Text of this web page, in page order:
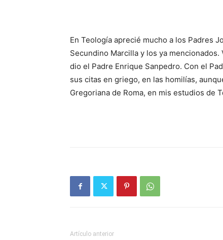
En Teología aprecié mucho a los Padres
Secundino Marcilla y los ya
dio el Padre Enrique Sanpedro. Con el
sus citas en griego, en las homilías,
Gregoriana de Roma, en mis estudios de
Artículo anterior